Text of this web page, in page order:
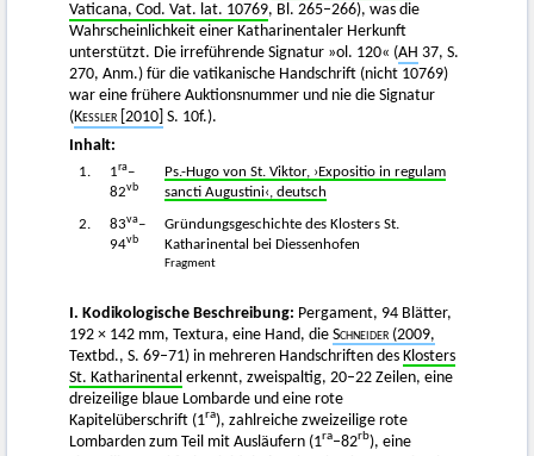
Vaticana, Cod. Vat. lat. 10769, Bl. 265–266), was die
Wahrscheinlichkeit einer Katharinentaler Herkunft
unterstützt. Die irreführende Signatur »ol. 120« (AH 37, S.
270, Anm.) für die vatikanische Handschrift (nicht 10769)
war eine frühere Auktionsnummer und nie die Signatur
(Kessler [2010] S. 10f.).
Inhalt:
1. 1ra–
82vb
Ps.-Hugo von St. Viktor, ›Expositio in regulam
sancti Augustini‹, deutsch
2. 83va–
94vb
Gründungsgeschichte des Klosters St.
Katharinental bei Diessenhofen
Fragment
I. Kodikologische Beschreibung: Pergament, 94 Blätter,
192 × 142 mm, Textura, eine Hand, die Schneider (2009,
Textbd., S. 69–71) in mehreren Handschriften des Klosters
St. Katharinental erkennt, zweispaltig, 20–22 Zeilen, eine
dreizeilige blaue Lombarde und eine rote
Kapitelüberschrift (1ra), zahlreiche zweizeilige rote
Lombarden zum Teil mit Ausläufern (1ra–82rb), eine